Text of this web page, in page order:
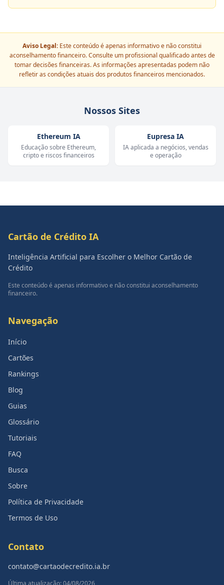
Aviso Legal: Este conteúdo é apenas informativo e não constitui
aconselhamento financeiro. Consulte um profissional qualificado antes de
tomar decisões financeiras. As informações apresentadas podem não
refletir as condições atuais dos produtos financeiros mencionados.
Nossos Sites
Ethereum IA
Educação sobre Ethereum,
cripto e riscos financeiros
Eupresa IA
IA aplicada a negócios, vendas
e operação
Cartão de Crédito IA
Inteligência Artificial para Escolher o Melhor Cartão de
Crédito
Este conteúdo é apenas informativo e não constitui aconselhamento
financeiro.
Navegação
Início
Cartões
Rankings
Blog
Guias
Glossário
Tutoriais
FAQ
Busca
Sobre
Política de Privacidade
Termos de Uso
Contato
contato@cartaodecredito.ia.br
Última atualização: 04/08/2026